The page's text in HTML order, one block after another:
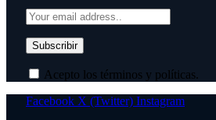
Acepto los términos y políticas.
Facebook X (Twitter) Instagram